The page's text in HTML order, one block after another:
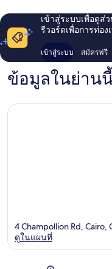
เข้าสู่ระบบเพื่อดูส่
รีวอร์ดเพื่อการท่อง
เข้าสู่ระบบ สมัครฟรี
ข้อมูลในย่าน
4 Champollion Rd, Cairo,
ดูในแผนที่